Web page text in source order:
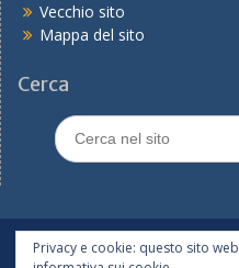
Vecchio sito
Mappa del sito
Cerca
Search
for:
In primo piano
Privacy e cookie: questo sito